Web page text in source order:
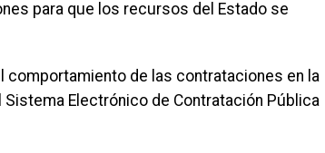
para que los recursos del Estado se
comportamiento de las contrataciones en la
Electrónico de Contratación Pública